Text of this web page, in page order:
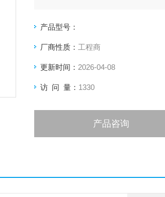
产品型号：
厂商性质： 工程商
更新时间： 2026-04-08
访 问 量： 1330
产品咨询